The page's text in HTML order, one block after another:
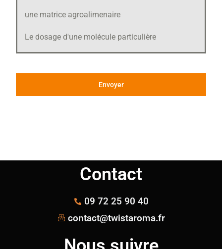
une matrice agroalimenaire
Le dosage d'une molécule particulière
Envoyer
Contact
09 72 25 90 40
contact@twistaroma.fr